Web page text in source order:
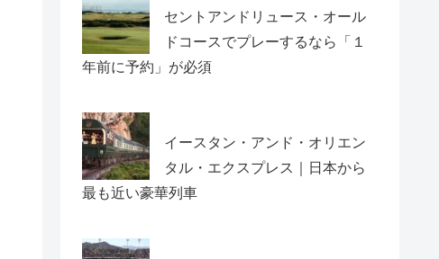
セントアンドリュース・オール
ドコースでプレーするなら「１
年前に予約」が必須
イースタン・アンド・オリエン
タル・エクスプレス｜日本から
最も近い豪華列車